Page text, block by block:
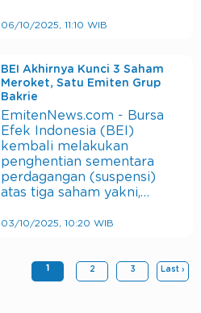
06/10/2025, 11:10 WIB
BEI Akhirnya Kunci 3 Saham
Meroket, Satu Emiten Grup
Bakrie
EmitenNews.com - Bursa
Efek Indonesia (BEI)
kembali melakukan
penghentian sementara
perdagangan (suspensi)
atas tiga saham yakni,…
03/10/2025, 10:20 WIB
1 2 3 Last ›